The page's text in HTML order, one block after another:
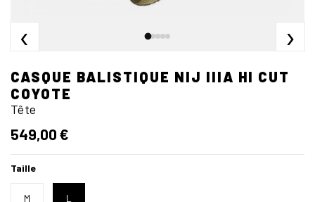
‹ ›
CASQUE BALISTIQUE NIJ IIIA HI CUT
COYOTE
Tête
549,00 €
Taille
M L